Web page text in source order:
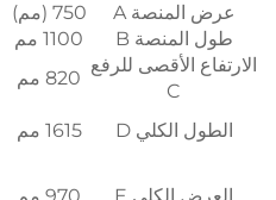
عرض المنصة A
750 (مم)
طول المنصة B
1100 مم
الارتفاع الأقصى للرفع
C
820 مم
الطول الكلي D 1615 مم